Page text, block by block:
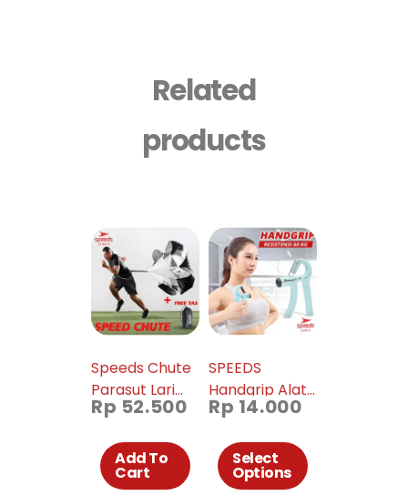
Related
products
Speeds Chute
Parasut Lari
024-15
Rp 52.500
Add To
Cart
SPEEDS
Handgrip Alat
bantu fitness
Tangan
Portable 011-
Rp 14.000
Select
Options